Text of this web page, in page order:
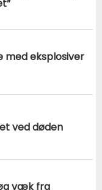
med eksplosiver
ved døden
væk fra